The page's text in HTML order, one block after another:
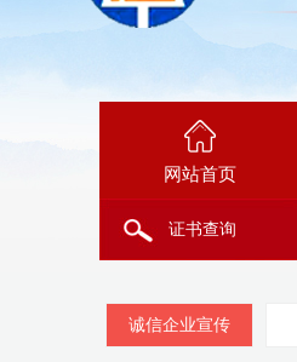
网站首页
证书查询
诚信企业宣传